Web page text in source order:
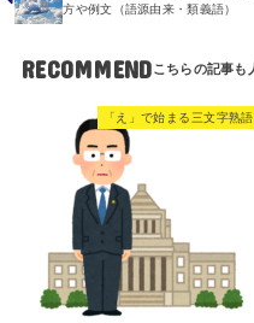
方や例文（語源由来・類義語）
RECOMMEND
「え」で始まる三文字熟語